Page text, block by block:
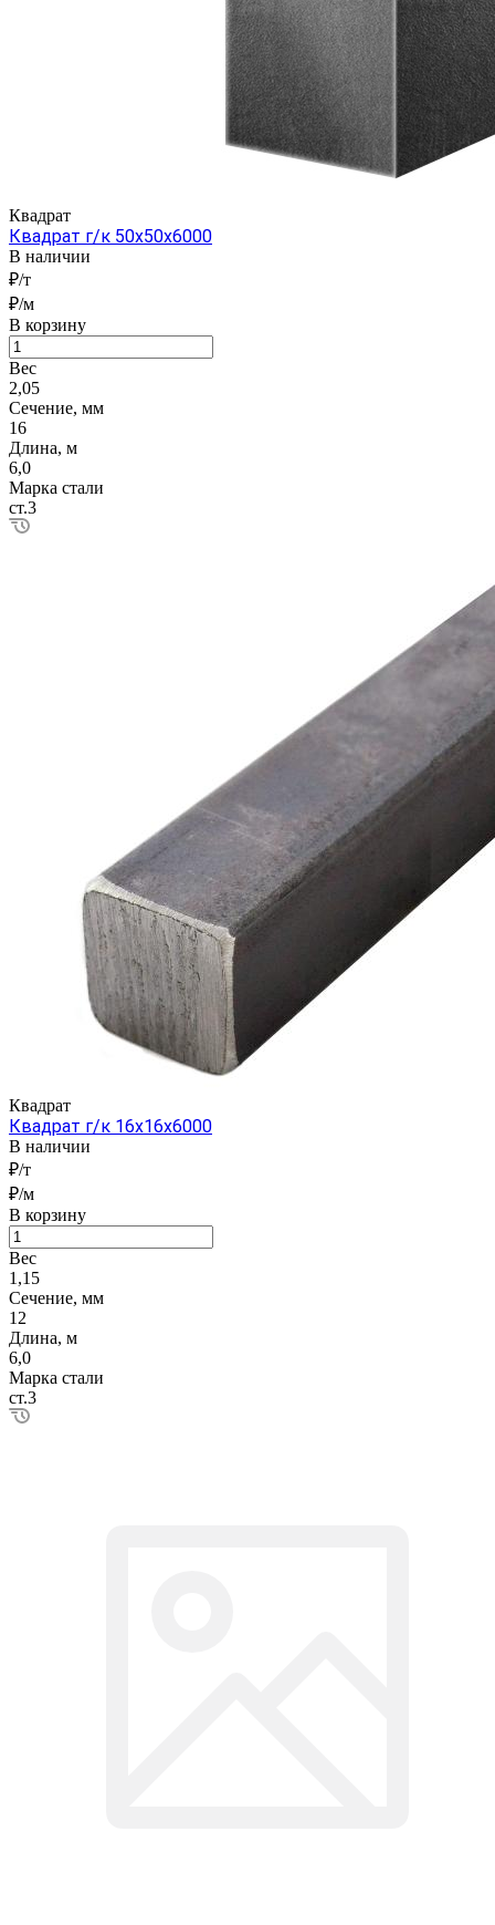
Квадрат
Квадрат г/к 50x50x6000
В наличии
₽/т
₽/м
В корзину
Вес
2,05
Сечение, мм
16
Длина, м
6,0
Марка стали
ст.3
Квадрат
Квадрат г/к 16x16x6000
В наличии
₽/т
₽/м
В корзину
Вес
1,15
Сечение, мм
12
Длина, м
6,0
Марка стали
ст.3